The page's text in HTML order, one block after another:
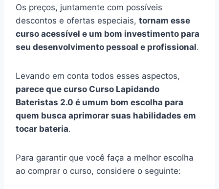
Os preços, juntamente com possíveis
descontos e ofertas especiais, tornam esse
curso acessível e um bom investimento para
seu desenvolvimento pessoal e profissional.
Levando em conta todos esses aspectos,
parece que curso Curso Lapidando
Bateristas 2.0 é umum bom escolha para
quem busca aprimorar suas habilidades em
tocar bateria.
Para garantir que você faça a melhor escolha
ao comprar o curso, considere o seguinte: